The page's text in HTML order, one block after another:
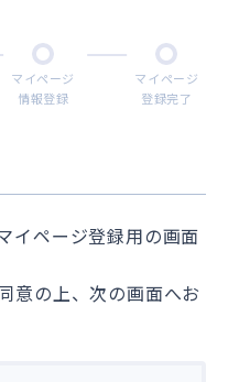
マイページ
情報登録
マイページ
登録完了
イページ登録用の画面
意の上、次の画面へお